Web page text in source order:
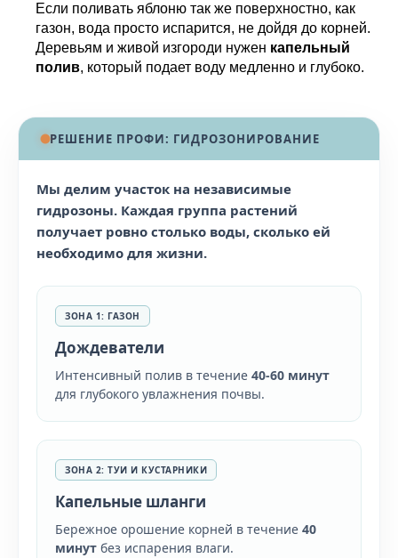
Если поливать яблоню так же поверхностно, как
газон, вода просто испарится, не дойдя до корней.
Деревьям и живой изгороди нужен капельный
полив, который подает воду медленно и глубоко.
РЕШЕНИЕ ПРОФИ: ГИДРОЗОНИРОВАНИЕ
Мы делим участок на независимые
гидрозоны. Каждая группа растений
получает ровно столько воды, сколько ей
необходимо для жизни.
ЗОНА 1: ГАЗОН
Дождеватели
Интенсивный полив в течение 40-60 минут
для глубокого увлажнения почвы.
ЗОНА 2: ТУИ И КУСТАРНИКИ
Капельные шланги
Бережное орошение корней в течение 40
минут без испарения влаги.